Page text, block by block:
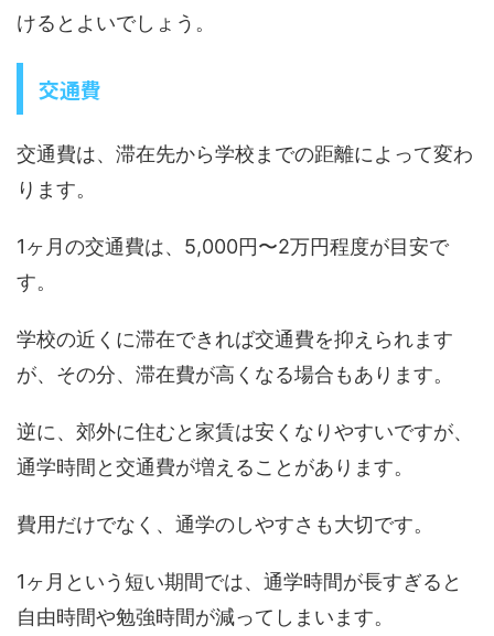
けるとよいでしょう。
交通費
交通費は、滞在先から学校までの距離によって変わ
ります。
1ヶ月の交通費は、5,000円〜2万円程度が目安で
す。
学校の近くに滞在できれば交通費を抑えられます
が、その分、滞在費が高くなる場合もあります。
逆に、郊外に住むと家賃は安くなりやすいですが、
通学時間と交通費が増えることがあります。
費用だけでなく、通学のしやすさも大切です。
1ヶ月という短い期間では、通学時間が長すぎると
自由時間や勉強時間が減ってしまいます。